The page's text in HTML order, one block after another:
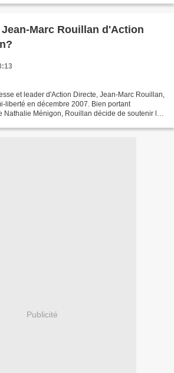
Marc Rouillan d'Action
et leader d'Action Directe, Jean-Marc Rouillan,
liberté en décembre 2007. Bien portant
Nathalie Ménigon, Rouillan décide de soutenir la
Publicité